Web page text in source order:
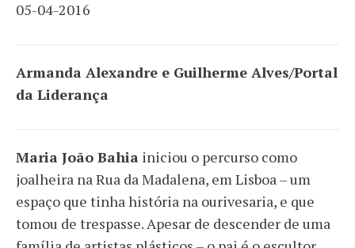
05-04-2016
Armanda Alexandre e Guilherme Alves/Portal
da Liderança
Maria João Bahia iniciou o percurso como
joalheira na Rua da Madalena, em Lisboa – um
espaço que tinha história na ourivesaria, e que
tomou de trespasse. Apesar de descender de uma